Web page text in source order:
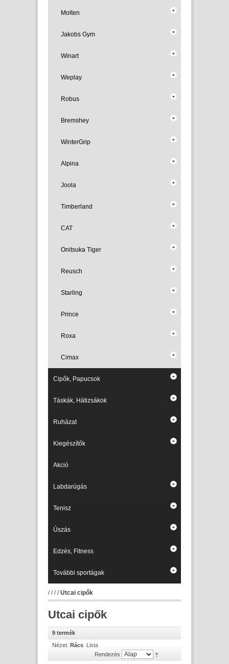
Molten
Jakobs Gym
Winart
Weplay
Robus
Bremshey
WinterGrip
Alpina
Joola
Timberland
CAT
Onitsuka Tiger
Reusch
Starling
Prince
Roxa
Cimax
Cipők, Papucsok
Táskák, Hátizsákok
Ruházat
Kiegészítők
Akció
Labdarúgás
Tenisz
Úszás
Edzés, Fitness
További sportágak
////Utcai cipők
Utcai cipők
9 termék
Nézet: Rács Lista
Rendezés